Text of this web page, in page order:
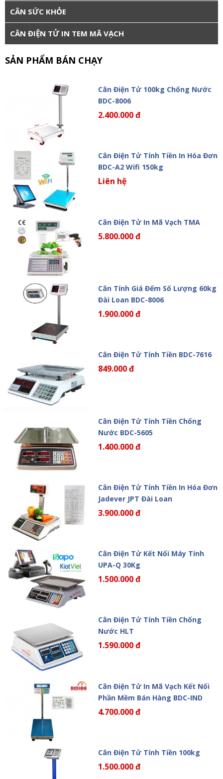
CÂN SỨC KHỎE
CÂN ĐIỆN TỬ IN TEM MÃ VẠCH
SẢN PHẨM BÁN CHẠY
Cân Điện Tử 100kg Chống Nước
BDC-8006
2.400.000 đ
Cân Điện Tử Tính Tiền In Hóa Đơn
BDC-A2 Wifi 150kg
Liên hệ
Cân Điện Tử In Mã Vạch TMA
5.800.000 đ
Cân Tính Giá Đếm Số Lượng 60kg
Đài Loan BDC-8006
1.900.000 đ
Cân Điện Tử Tính Tiền BDC-7616
849.000 đ
Cân Điện Tử Tính Tiền Chống
Nước BDC-5605
1.400.000 đ
Cân Điện Tử Tính Tiền In Hóa Đơn
Jadever JPT Đài Loan
3.900.000 đ
Cân Điện Tử Kết Nối Máy Tính
UPA-Q 30Kg
1.500.000 đ
Cân Điện Tử Tính Tiền Chống
Nước HLT
1.590.000 đ
Cân Điện Tử In Mã Vạch Kết Nối
Phần Mềm Bán Hàng BDC-IND
4.700.000 đ
Cân Điện Tử Tính Tiền 100kg
1.500.000 đ